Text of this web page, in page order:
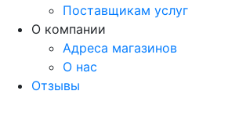
Поставщикам услуг
О компании
Адреса магазинов
О нас
Отзывы